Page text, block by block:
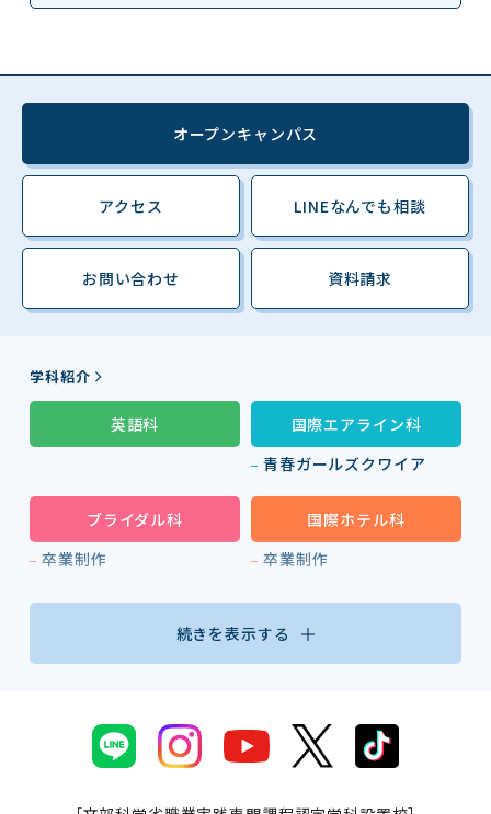
オープンキャンパス
アクセス LINEなんでも相談
お問い合わせ 資料請求
学科紹介
英語科
国際エアライン科
青春ガールズクワイア
ブライダル科
卒業制作
国際ホテル科
卒業制作
続きを表示する